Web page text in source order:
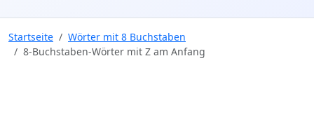
Startseite
Wörter mit 8 Buchstaben
8-Buchstaben-Wörter mit Z am Anfang